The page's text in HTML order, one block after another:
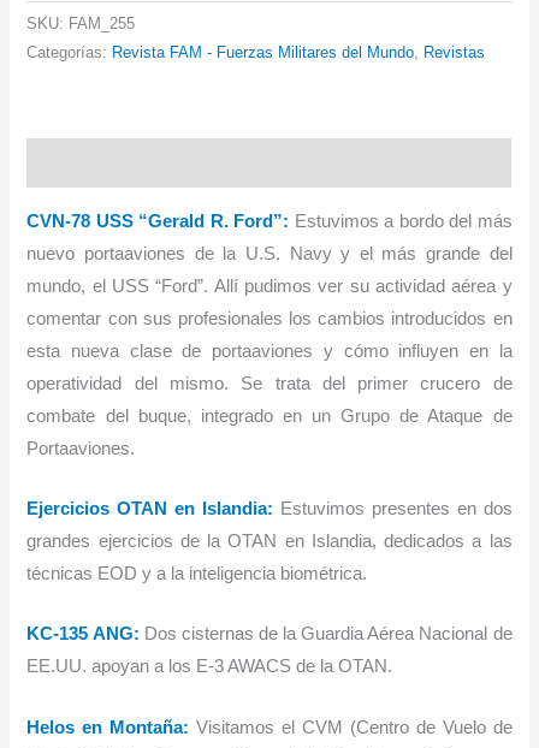
FUERZAS
MILITARES
SKU: FAM_255
Categorías: Revista FAM - Fuerzas Militares del Mundo, Revistas
CVN-78 USS “Gerald R. Ford”: Estuvimos a bordo del más
nuevo portaaviones de la U.S. Navy y el más grande del
mundo, el USS “Ford”. Allí pudimos ver su actividad aérea y
comentar con sus profesionales los cambios introducidos en
esta nueva clase de portaaviones y cómo influyen en la
operatividad del mismo. Se trata del primer crucero de
combate del buque, integrado en un Grupo de Ataque de
Portaaviones.
Ejercicios OTAN en Islandia: Estuvimos presentes en dos
grandes ejercicios de la OTAN en Islandia, dedicados a las
técnicas EOD y a la inteligencia biométrica.
KC-135 ANG: Dos cisternas de la Guardia Aérea Nacional de
EE.UU. apoyan a los E-3 AWACS de la OTAN.
Helos en Montaña: Visitamos el CVM (Centro de Vuelo de